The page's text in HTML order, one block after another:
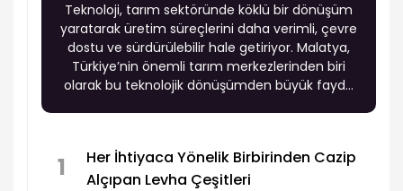
Teknoloji, tarım sektöründe köklü bir dönüşüm
yaratarak üretim süreçlerini daha verimli, çevre
dostu ve sürdürülebilir hale getiriyor. Malatya,
Türkiye’nin önemli tarım merkezlerinden biri
olarak bu teknolojik dönüşümden büyük fayda
1
Her İhtiyaca Yönelik Birbirinden Cazip
Alçıpan Levha Çeşitleri